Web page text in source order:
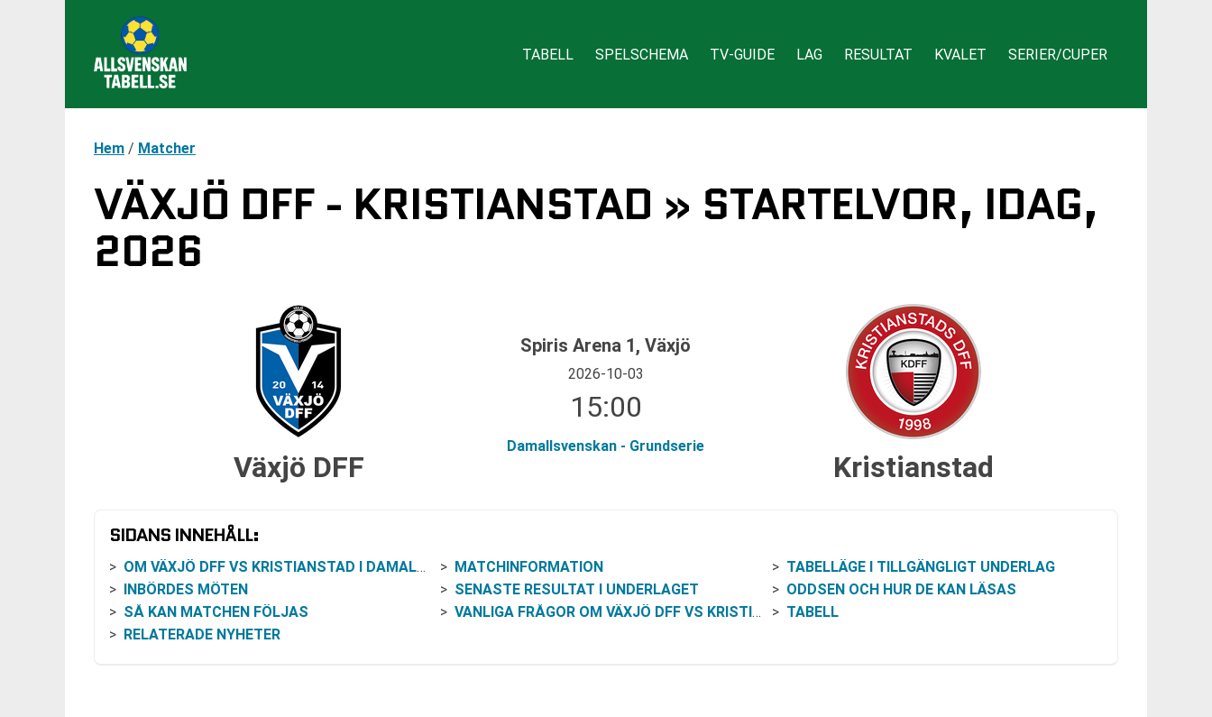
TABELL SPELSCHEMA TV-GUIDE LAG RESULTAT KVALET SERIER/CUPER
Hem / Matcher
VÄXJÖ DFF - KRISTIANSTAD » STARTELVOR, IDAG,
2026
Växjö DFF
Spiris Arena 1, Växjö
2026-10-03
15:00
Damallsvenskan - Grundserie
Kristianstad
SIDANS INNEHÅLL:
OM VÄXJÖ DFF VS KRISTIANSTAD I DAMALLSVENSKAN MATCHINFORMATION
TABELLÄGE I TILLGÄNGLIGT UNDERLAG
INBÖRDES MÖTEN
SENASTE RESULTAT I UNDERLAGET
ODDSEN OCH HUR DE KAN LÄSAS
SÅ KAN MATCHEN FÖLJAS
VANLIGA FRÅGOR OM VÄXJÖ DFF VS KRISTIANSTAD
TABELL
RELATERADE NYHETER